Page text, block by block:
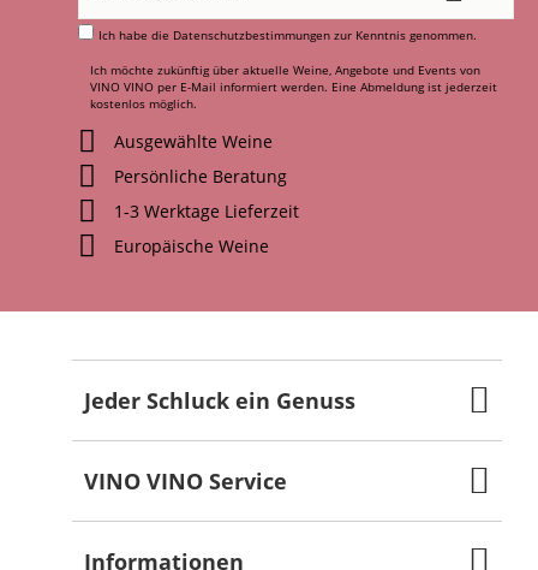
Ich habe die Datenschutzbestimmungen zur Kenntnis genommen.
Ich möchte zukünftig über aktuelle Weine, Angebote und Events von
VINO VINO per E-Mail informiert werden. Eine Abmeldung ist jederzeit
kostenlos möglich.
Ausgewählte Weine
Persönliche Beratung
1-3 Werktage Lieferzeit
Europäische Weine
Jeder Schluck ein Genuss
VINO VINO Service
Informationen